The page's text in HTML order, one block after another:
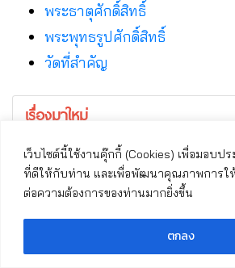
เว็บไซต์นี้ใช้งานคุ๊กกี้ (Cookies) เพื่อมอบป
ที่ดีให้กับท่าน และเพื่อพัฒนาคุณภาพการใ
ต่อความต้องการของท่านมากยิ่งขึ้น
ตกลง
พระธาตุศักดิ์สิทธิ์
พระพุทธรูปศักดิ์สิทธิ์
วัดที่สําคัญ
เรื่องมาใหม่
ประวัติพระเกจิ